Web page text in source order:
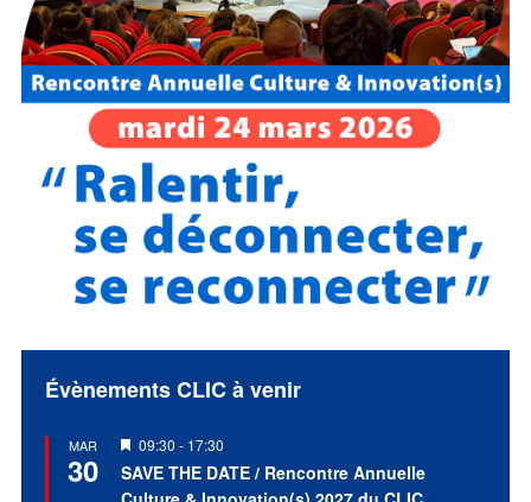
Évènements CLIC à venir
MAR
30
Mis
en
avant
09:30 - 17:30
SAVE THE DATE / Rencontre Annuelle